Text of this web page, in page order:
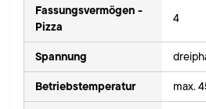
Fassungsvermögen -
Pizza
4
Spannung
Betriebstemperatur max.